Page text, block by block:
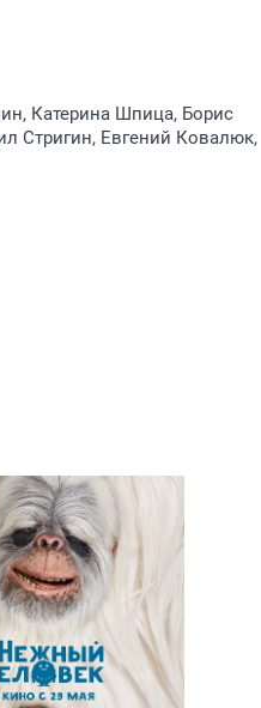
Катерина Шпица, Борис
Стригин, Евгений Ковалюк,